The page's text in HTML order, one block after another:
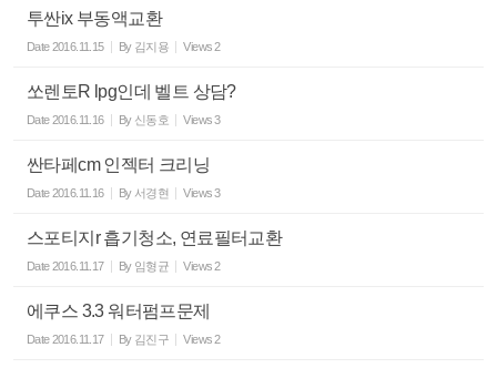
투싼ix 부동액교환
Date2016.11.15 By 김지용 Views 2
쏘렌토R lpg인데 벨트 상담?
Date2016.11.16 By 신동호 Views 3
싼타페cm 인젝터 크리닝
Date2016.11.16 By 서경현 Views 3
스포티지r 흡기청소, 연료필터교환
Date2016.11.17 By 임형균 Views 2
에쿠스 3.3 워터펌프문제
Date2016.11.17 By 김진구 Views 2